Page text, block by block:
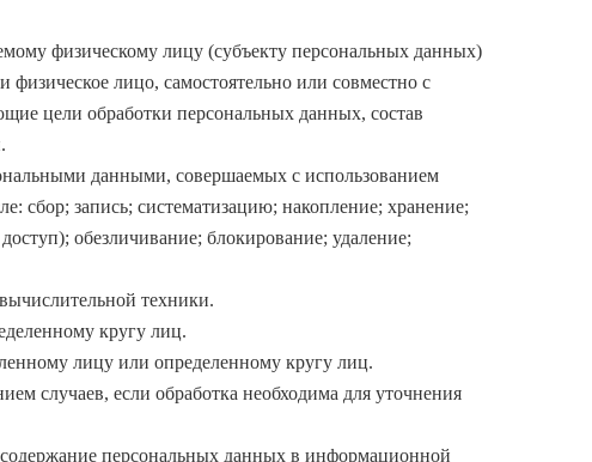
физическому лицу (субъекту персональных данных)
лицо, самостоятельно или совместно с
цели обработки персональных данных, состав
данными, совершаемых с использованием
сбор; запись; систематизацию; накопление; хранение;
обезличивание; блокирование; удаление;
техники.
кругу лиц.
лицу или определенному кругу лиц.
случаев, если обработка необходима для уточнения
персональных данных в информационной